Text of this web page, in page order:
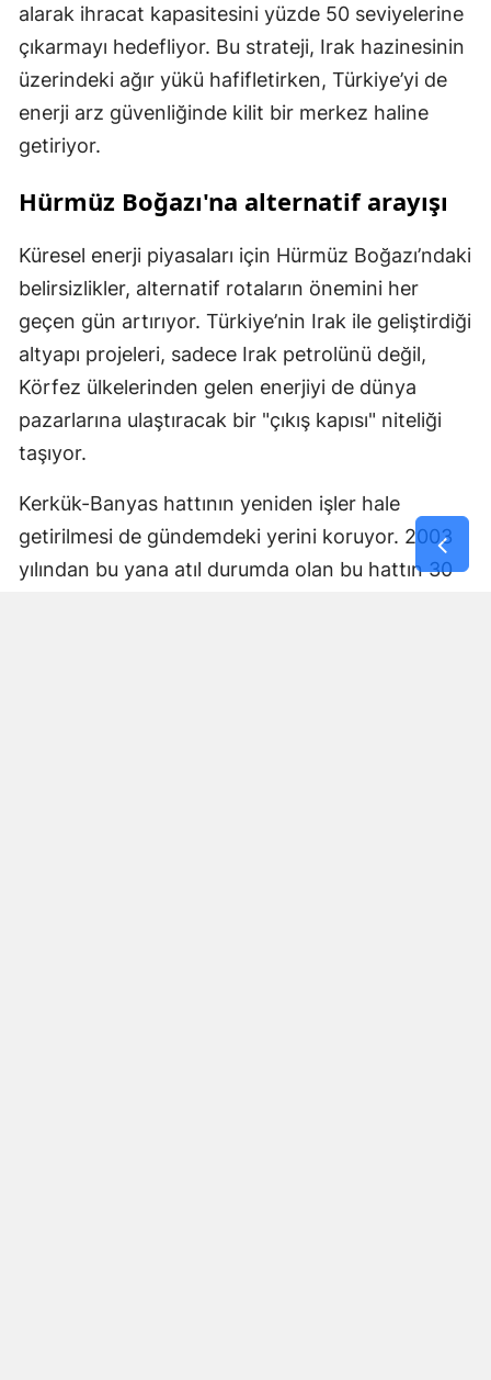
alarak ihracat kapasitesini yüzde 50 seviyelerine
çıkarmayı hedefliyor. Bu strateji, Irak hazinesinin
üzerindeki ağır yükü hafifletirken, Türkiye’yi de
enerji arz güvenliğinde kilit bir merkez haline
getiriyor.
Hürmüz Boğazı'na alternatif arayışı
Küresel enerji piyasaları için Hürmüz Boğazı’ndaki
belirsizlikler, alternatif rotaların önemini her
geçen gün artırıyor. Türkiye’nin Irak ile geliştirdiği
altyapı projeleri, sadece Irak petrolünü değil,
Körfez ülkelerinden gelen enerjiyi de dünya
pazarlarına ulaştıracak bir "çıkış kapısı" niteliği
taşıyor.
Kerkük-Banyas hattının yeniden işler hale
getirilmesi de gündemdeki yerini koruyor. 2003
yılından bu yana atıl durumda olan bu hattın 30